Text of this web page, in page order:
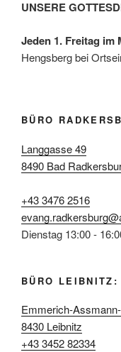
UNSERE
Jeden 1. Freitag im
Hengsberg bei
BÜRO
Langgasse 49
8490 Bad
+43 3476 2516
Dienstag 13:00 -
BÜRO LEIBNITZ:
Emmerich-
8430 Leibnitz
+43 3452 82334